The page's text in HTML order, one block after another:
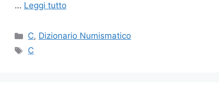
… Leggi tutto
Categorie
C, Dizionario Numismatico
Tag
C